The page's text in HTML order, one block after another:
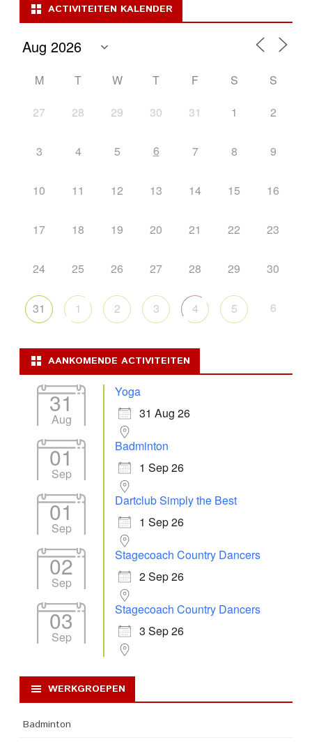
ACTIVITEITEN KALENDER
M T W T F S
S
27
28 29 30 31 1 2
3 4 5 6 7 8 9
10 11 12 13 14 15 16
17 18 19 20 21 22 23
24 25 26 27 28 29 30
31 1 2 3 4 5 6
AANKOMENDE ACTIVITEITEN
31
Aug
Yoga
31 Aug 26
01
Sep
Badminton
1 Sep 26
01
Sep
Dartclub Simply the Best
1 Sep 26
02
Sep
Stagecoach Country Dancers
2 Sep 26
03
Sep
Stagecoach Country Dancers
3 Sep 26
WERKGROEPEN
Badminton